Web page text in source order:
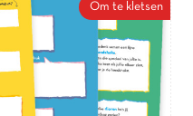
Om te kletsen